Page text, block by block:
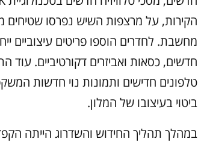
הקירות, על מרצפות השיש נפרסו שטיחים
מחשבת. לחדרים הוספו פריטים עיצוביים
חדשים, כסאות ואביזרים דקורטיביים. עוד
טלפונים חדישים ותמונות נוי חדשות
ביטוי בעיצובו של המלון.
במהלך תהליך החידוש והשדרוג הייתה